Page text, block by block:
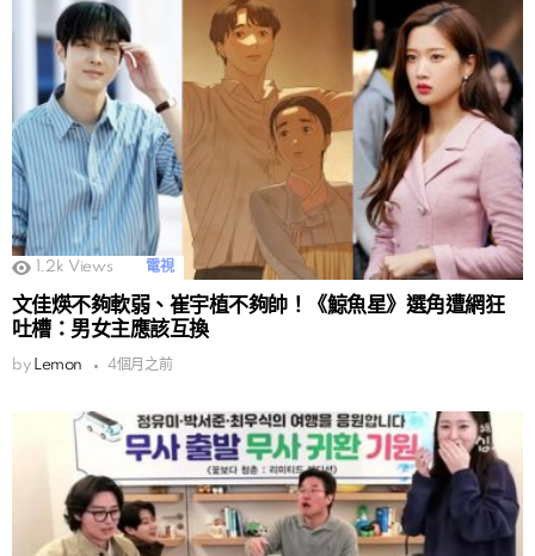
1.2k Views 電視
文佳煐不夠軟弱、崔宇植不夠帥！《鯨魚星》選角遭網狂
吐槽：男女主應該互換
by Lemon 4個月之前